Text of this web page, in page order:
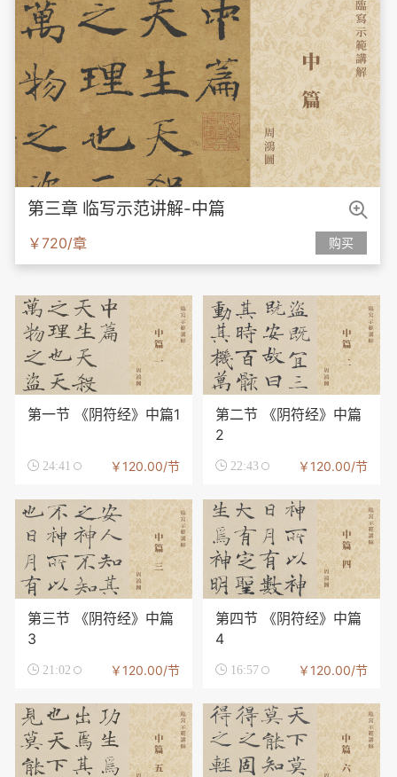
第三章 临写示范讲解-中篇
￥720/章 购买

第一节 《阴符经》中篇1
 24:41 ￥120.00/节
第二节 《阴符经》中篇
2
 22:43 ￥120.00/节
第三节 《阴符经》中篇
3
 21:02 ￥120.00/节
第四节 《阴符经》中篇
4
 16:57 ￥120.00/节